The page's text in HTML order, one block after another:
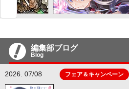
編集部ブログ
Blog
2026. 07/08 フェア＆キャンペーン